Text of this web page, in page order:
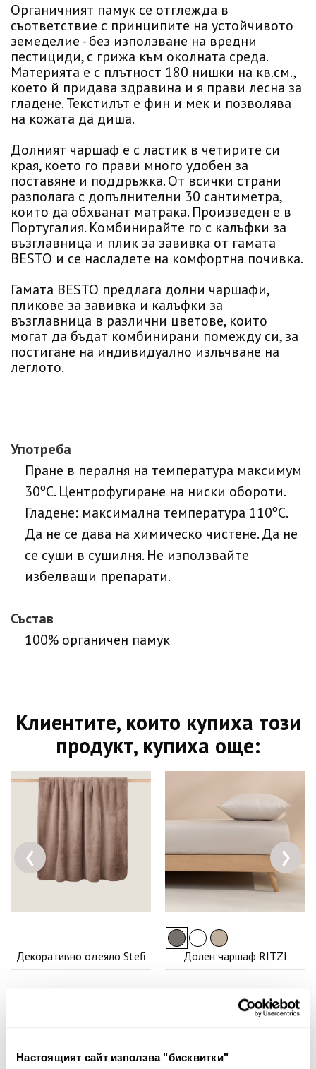
Настоящият сайт използва "бисквитки"
Органичният памук се отглежда в
съответствие с принципите на устойчивото
земеделие - без използване на вредни
пестициди, с грижа към околната среда.
Материята е с плътност 180 нишки на кв.см.,
което й придава здравина и я прави лесна за
гладене. Текстилът е фин и мек и позволява
на кожата да диша.
Долният чаршаф е с ластик в четирите си
края, което го прави много удобен за
поставяне и поддръжка. От всички страни
разполага с допълнителни 30 сантиметра,
които да обхванат матрака. Произведен е в
Португалия. Комбинирайте го с калъфки за
възглавница и плик за завивка от гамата
BESTO и се насладете на комфортна почивка.
Гамата BESTO предлага долни чаршафи,
пликове за завивка и калъфки за
възглавница в различни цветове, които
могат да бъдат комбинирани помежду си, за
постигане на индивидуално излъчване на
леглото.
Употреба
Пране в пералня на температура максимум
30ºC. Центрофугиране на ниски обороти.
Гладене: максимална температура 110ºC.
Да не се дава на химическо чистене. Да не
се суши в сушилня. Не използвайте
избелващи препарати.
Състав
100% органичен памук
Клиентите, които купиха този
продукт, купиха още:
Декоративно одеяло Stefi Долен чаршаф RITZI
38.00€ 74.32лв.
‹ ›